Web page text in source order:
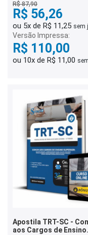
R$ 87,90
R$ 56,26
ou 5x de R$ 11,25 sem
Versão Impressa:
R$ 110,00
ou 10x de R$ 11,00
Apostila TRT-SC -
aos Cargos de Ensino